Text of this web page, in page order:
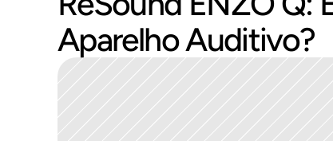
Aparelho Auditivo?